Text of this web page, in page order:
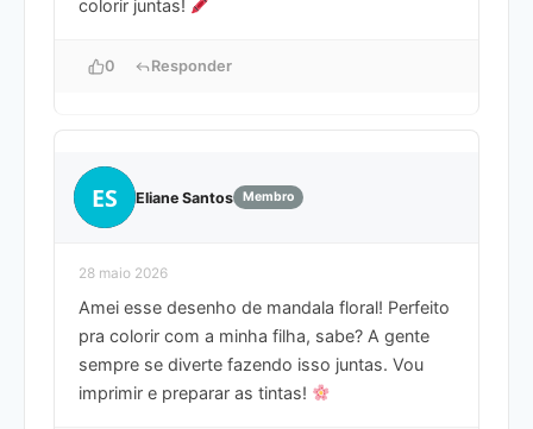
colorir juntas!
0 Responder
ES Eliane Santos Membro
28 maio 2026
Amei esse desenho de mandala floral! Perfeito
pra colorir com a minha filha, sabe? A gente
sempre se diverte fazendo isso juntas. Vou
imprimir e preparar as tintas!